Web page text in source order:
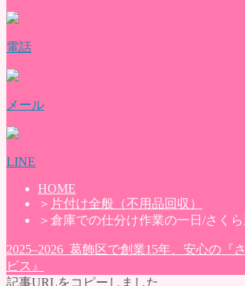
電話
メール
LINE
HOME
＞ 片付け全般（不用品回収）
＞ 倉庫での仕分け作業の一日/さく
2025–2026 葛飾区で創業15年、安心の『
ビス』
記事URLをコピーしました